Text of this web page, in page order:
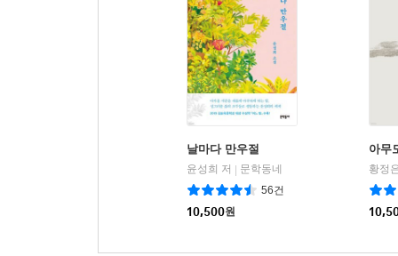
날마다 만우절
윤성희 저 | 문학동네
56건
10,500원
아무
황정